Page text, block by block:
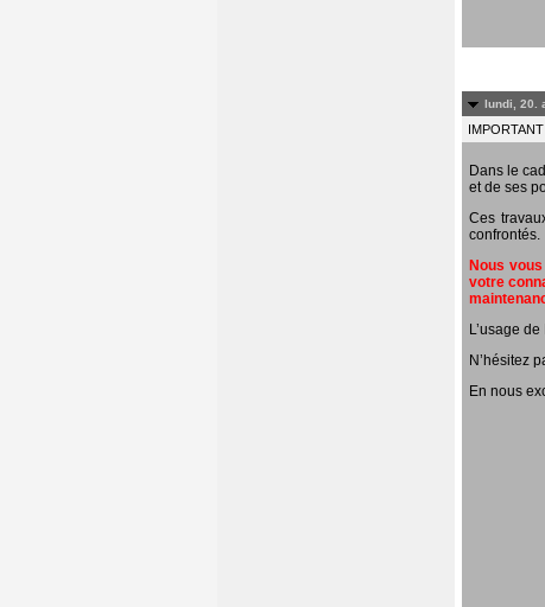
lundi, 20.
Dans le
et de ses
Ces
confrontés.
Nous
votre
L’usage
N’hésitez
En nous